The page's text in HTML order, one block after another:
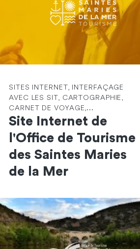
SITES INTERNET, INTERFAÇAGE
AVEC LES SIT, CARTOGRAPHIE,
CARNET DE VOYAGE,...
Site Internet de
l'Office de Tourisme
des Saintes Maries
de la Mer